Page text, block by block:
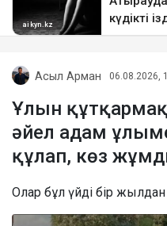
Асыл Арман 06.08.2026,
Ұлын
әйел адам
құлап, көз
Олар бұл үйді бір